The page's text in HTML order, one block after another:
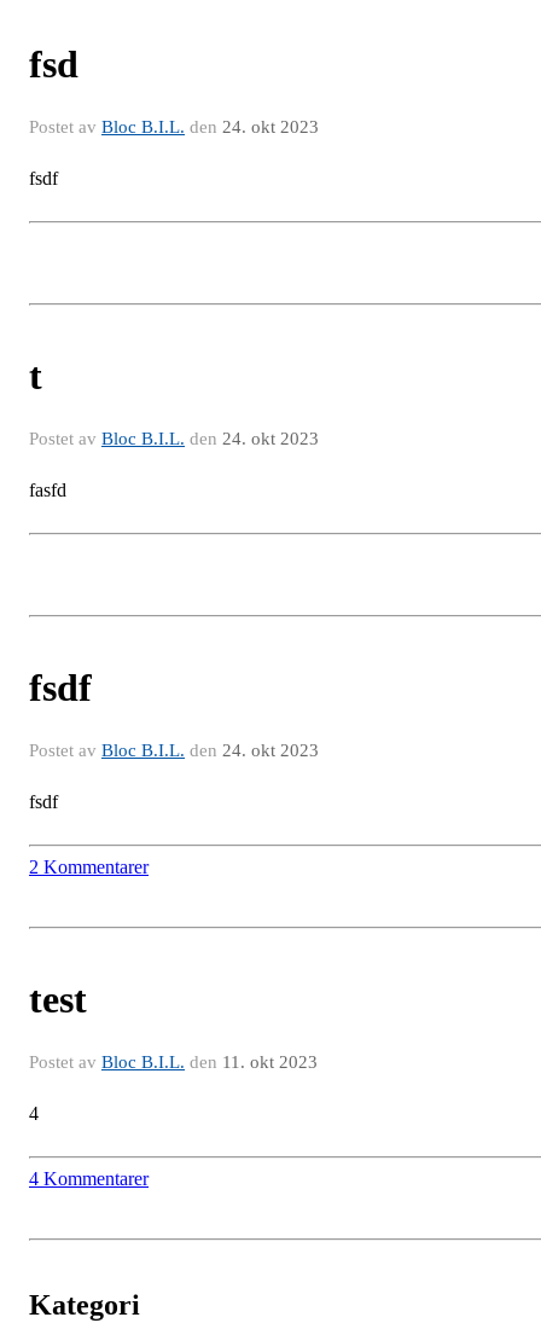
fsd
Postet av Bloc B.I.L. den 24. okt 2023
fsdf
t
Postet av Bloc B.I.L. den 24. okt 2023
fasfd
fsdf
Postet av Bloc B.I.L. den 24. okt 2023
fsdf
2 Kommentarer
test
Postet av Bloc B.I.L. den 11. okt 2023
4
4 Kommentarer
Kategori